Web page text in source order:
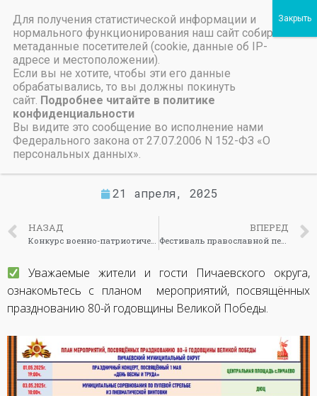
Пичаевский дом культуры
План мероприятий,
посвященных
празднованию 80-й
годовщины Великой
Победы
21 апреля, 2025
НАЗАД ВПЕРЕД
Фестиваль православной песни
Уважаемые жители и гости Пичаевского округа,
ознакомьтесь с планом мероприятий, посвящённых
празднованию 80-й годовщины Великой Победы.
Для получения статистической информации и
нормального функционирования наш сайт собирает
метаданные посетителей (cookie, данные об IP-
адресе и местоположении).
Если вы не хотите, чтобы эти его данные
обрабатывались, то вы должны покинуть
сайт. Подробнее читайте в политике
конфиденциальности
Вы видите это сообщение во исполнение нами
Федерального закона от 27.07.2006 N 152-ФЗ «О
персональных данных».